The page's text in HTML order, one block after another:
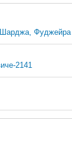
Фуджейра
2141